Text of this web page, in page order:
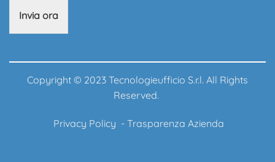
Invia ora
Copyright © 2023 Tecnologieufficio S.r.l. All Rights
Reserved.
Privacy Policy - Trasparenza Azienda